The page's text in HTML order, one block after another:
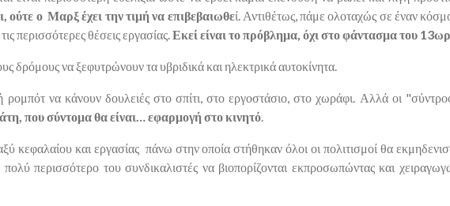
ούτε ο Μαρξ έχει την τιμή να επιβεβαιωθεί. Αντιθέτως, πάμε ολοταχώς σε έναν
περισσότερες θέσεις εργασίας. Εκεί είναι το πρόβλημα, όχι στο φάντασμα του
δρόμους να ξεφυτρώνουν τα υβριδικά και ηλεκτρικά αυτοκίνητα.
ρομπότ να κάνουν δουλειές στο σπίτι, στο εργοστάσιο, στο χωράφι. Αλλά οι
που σύντομα θα είναι… εφαρμογή στο κινητό
κεφαλαίου και εργασίας πάνω στην οποία στήθηκαν όλοι οι πολιτισμοί θα
περισσότερο του συνδικαλιστές να βιοπορίζονται εκπροσωπώντας και